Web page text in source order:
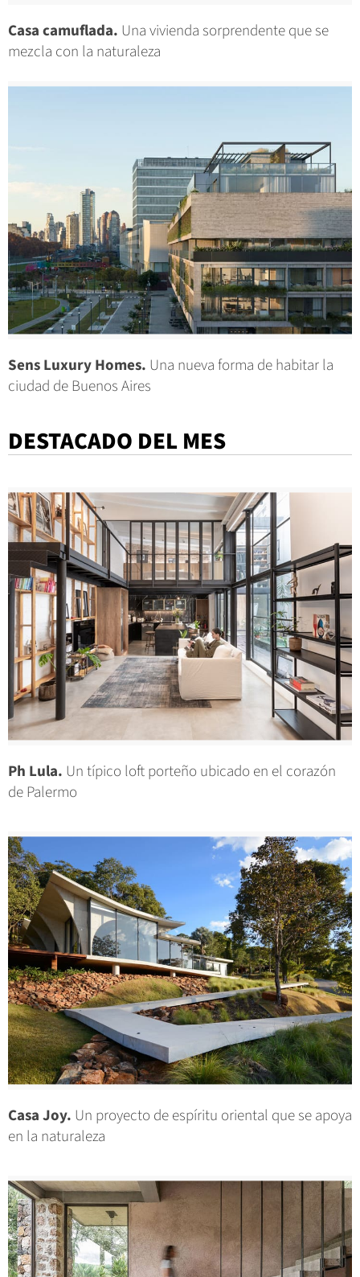
Casa camuflada. Una vivienda sorprendente que se
mezcla con la naturaleza
Sens Luxury Homes. Una nueva forma de habitar la
ciudad de Buenos Aires
DESTACADO DEL MES
Ph Lula. Un típico loft porteño ubicado en el corazón
de Palermo
Casa Joy. Un proyecto de espíritu oriental que se apoya
en la naturaleza